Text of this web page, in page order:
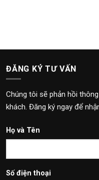
ĐĂNG KÝ TƯ VẤN
Chúng tôi sẽ phản hồi
khách. Đăng ký ngay để
Họ và Tên
Số điện thoại